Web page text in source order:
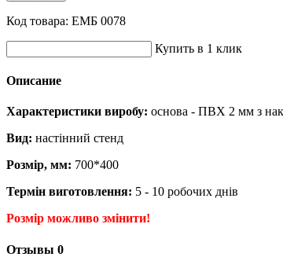
Код товара: ЕМБ 0078
Купить в 1 клик
Описание
Характеристики виробу: основа - ПВХ 2 мм з
Вид: настінний стенд
Розмір, мм: 700*400
Термін виготовлення: 5 - 10 робочих днів
Розмір можливо змінити!
Отзывы 0